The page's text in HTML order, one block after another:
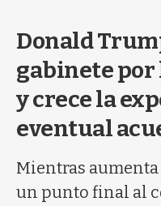
Donald
gabinete por
y crece la
eventual
Mientras
un punto final al